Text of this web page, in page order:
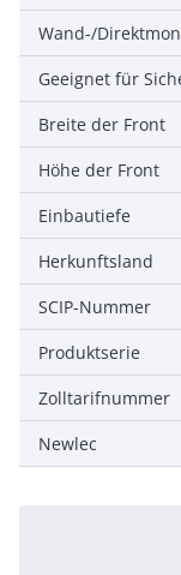
Breite der Front
Höhe der Front
Einbautiefe
Herkunftsland
SCIP-Nummer
Produktserie
Zolltarifnummer
Newlec